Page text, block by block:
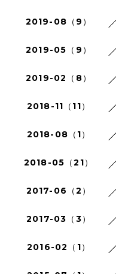
2019-08（9）
2019-05（9）
2019-02（8）
2018-11（11）
2018-08（1）
2018-05（21）
2017-06（2）
2017-03（3）
2016-02（1）